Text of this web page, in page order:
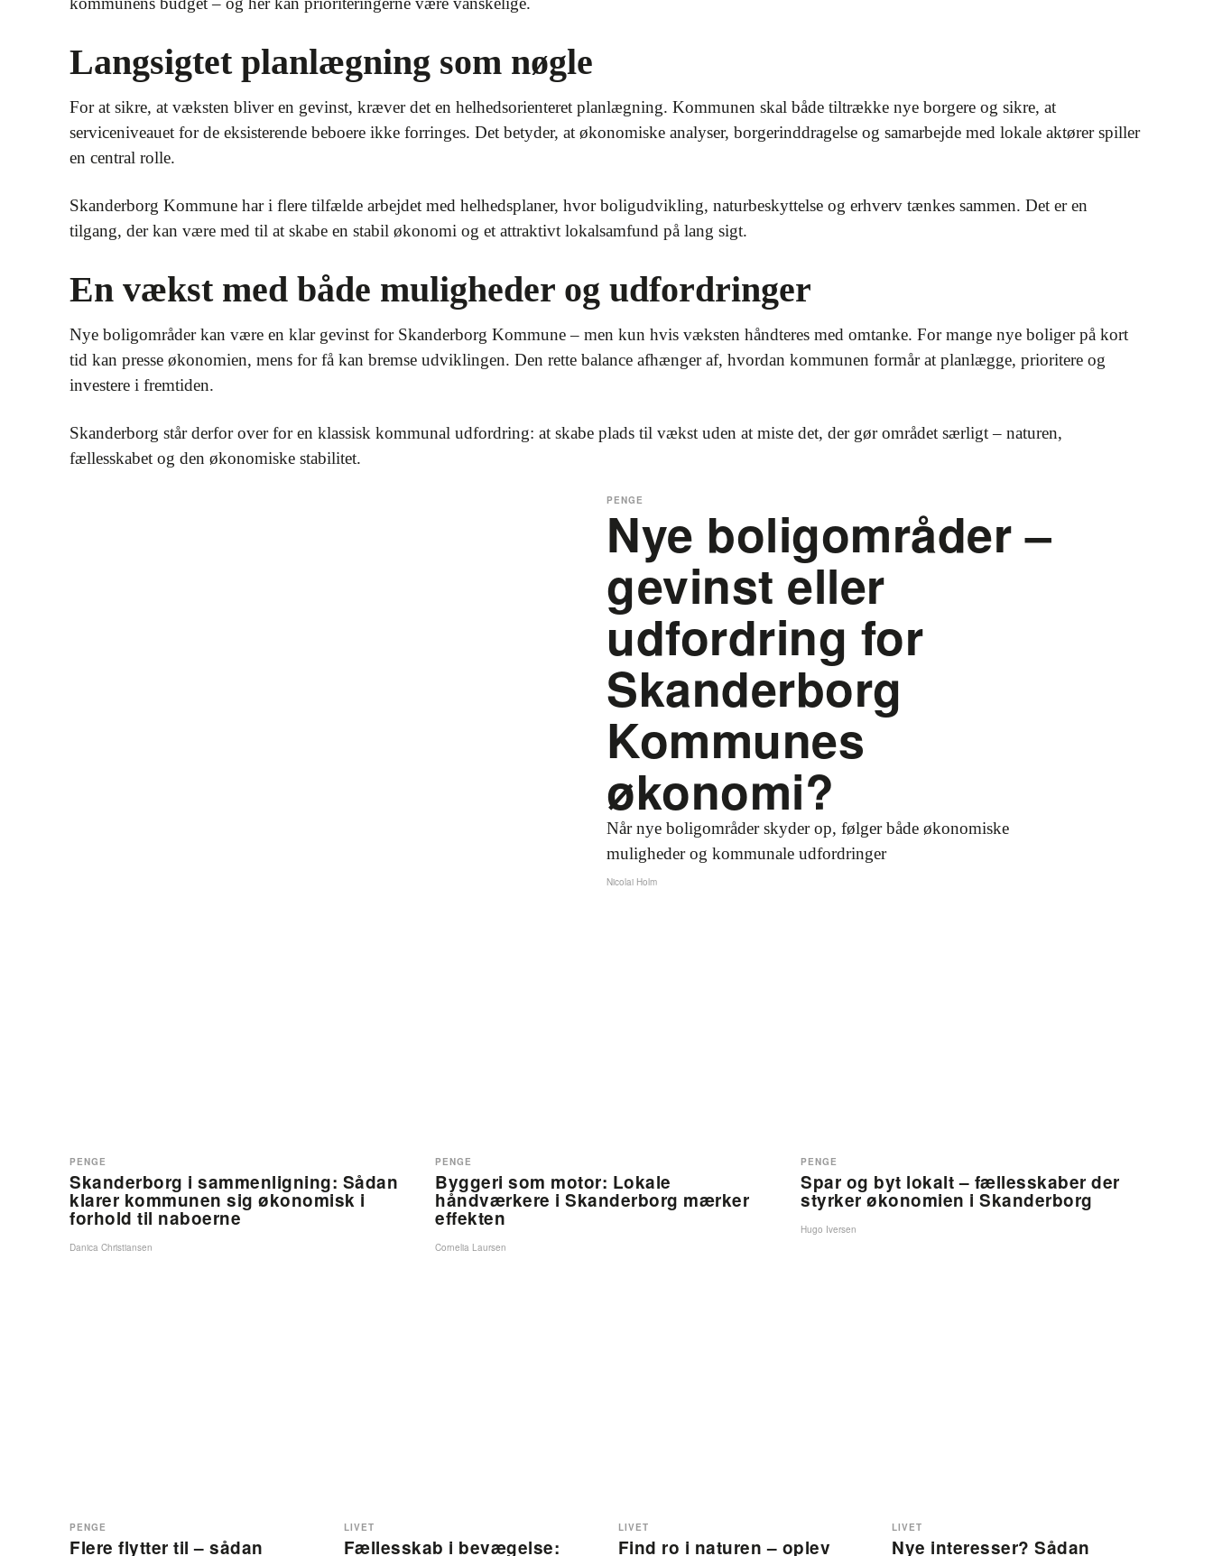
Langsigtet planlægning som nøgle
For at sikre, at væksten bliver en gevinst, kræver det en helhedsorienteret planlægning. Kommunen skal både tiltrække nye borgere og sikre, at
serviceniveauet for de eksisterende beboere ikke forringes. Det betyder, at økonomiske analyser, borgerinddragelse og samarbejde med lokale aktører spiller
en central rolle.
Skanderborg Kommune har i flere tilfælde arbejdet med helhedsplaner, hvor boligudvikling, naturbeskyttelse og erhverv tænkes sammen. Det er en
tilgang, der kan være med til at skabe en stabil økonomi og et attraktivt lokalsamfund på lang sigt.
En vækst med både muligheder og udfordringer
Nye boligområder kan være en klar gevinst for Skanderborg Kommune – men kun hvis væksten håndteres med omtanke. For mange nye boliger på kort
tid kan presse økonomien, mens for få kan bremse udviklingen. Den rette balance afhænger af, hvordan kommunen formår at planlægge, prioritere og
investere i fremtiden.
Skanderborg står derfor over for en klassisk kommunal udfordring: at skabe plads til vækst uden at miste det, der gør området særligt – naturen,
fællesskabet og den økonomiske stabilitet.
Nye boligområder –
gevinst eller
udfordring for
Skanderborg
Kommunes
økonomi?
Når nye boligområder skyder op, følger både økonomiske
muligheder og kommunale udfordringer
PENGE
Nicolai Holm
Skanderborg i sammenligning: Sådan
klarer kommunen sig økonomisk i
forhold til naboerne
PENGE
Danica Christiansen
Byggeri som motor: Lokale
håndværkere i Skanderborg mærker
effekten
PENGE
Cornelia Laursen
Spar og byt lokalt – fællesskaber der
styrker økonomien i Skanderborg
PENGE
Hugo Iversen
Flere flytter til – sådan
PENGE
Fællesskab i bevægelse:
LIVET
Find ro i naturen – oplev
LIVET
Nye interesser? Sådan
LIVET